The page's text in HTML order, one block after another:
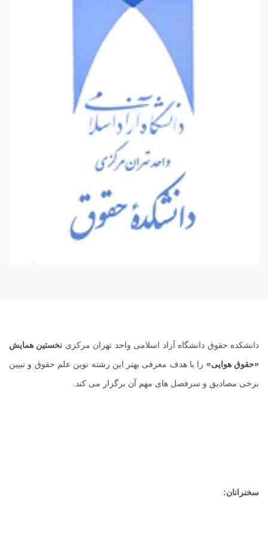
دانشکده حقوق دانشگاه آزاد اسلامی واحد تهران مرکزی نخستین همایش
«حقوق هوایی» را با هدف معرفی بهتر این رشته نوین علم حقوق و تبیین
برخی مصادیق و سرفصل های مهم آن برگزار می کند.
سخنرانان: